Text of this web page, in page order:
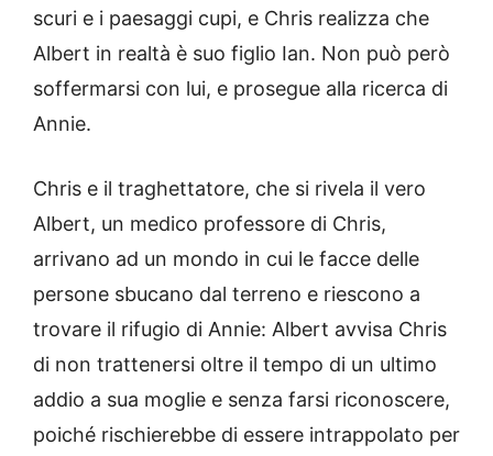
scuri e i paesaggi cupi, e Chris realizza che
Albert in realtà è suo figlio Ian. Non può però
soffermarsi con lui, e prosegue alla ricerca di
Annie.
Chris e il traghettatore, che si rivela il vero
Albert, un medico professore di Chris,
arrivano ad un mondo in cui le facce delle
persone sbucano dal terreno e riescono a
trovare il rifugio di Annie: Albert avvisa Chris
di non trattenersi oltre il tempo di un ultimo
addio a sua moglie e senza farsi riconoscere,
poiché rischierebbe di essere intrappolato per